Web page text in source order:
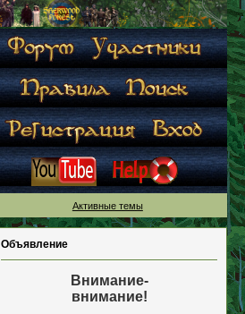
Активные темы
Объявление
Внимание-
внимание!